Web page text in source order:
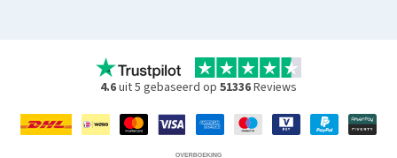
4.6uit 5 gebaseerd op 51336Reviews